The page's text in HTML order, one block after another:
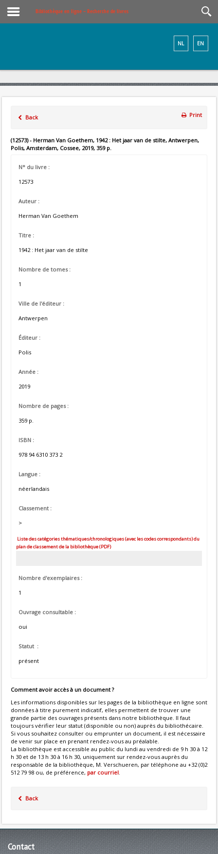
Bibliothèque en ligne – Recherche de livres
EN
NL
Back Print
(12573) - Herman Van Goethem, 1942 : Het jaar van de stilte, Antwerpen,
Polis, Amsterdam, Cossee, 2019, 359 p.
N° du livre :
12573
Auteur :
Herman Van Goethem
Titre :
1942 : Het jaar van de stilte
Nombre de tomes :
1
Ville de l'éditeur :
Antwerpen
Éditeur :
Polis
Année :
2019
Nombre de pages :
359 p.
ISBN :
978 94 6310 373 2
Langue :
néerlandais
Classement :
>
Liste des catégories thématiques/chronologiques (avec les codes correspondants) du
plan de classement de la bibliothèque (PDF)
Nombre d'exemplaires :
1
Ouvrage consultable :
oui
Statut :
présent
Comment avoir accès à un document ?
Les informations disponibles sur les pages de la bibliothèque en ligne sont
données à titre purement indicatif, elles permettent de trouver une
grande partie des ouvrages présents dans notre bibliothèque. Il faut
toujours vérifier leur statut (disponible ou non) auprès du bibliothécaire.
Si vous souhaitez consulter ou emprunter un document, il est nécessaire
de venir sur place en prenant rendez-vous au préalable.
La bibliothèque est accessible au public du lundi au vendredi de 9 h 30 à 12
h 30 et de 13 h 30 à 16 h 30, uniquement sur rendez-vous auprès du
responsable de la bibliothèque, M. Verschueren, par téléphone au +32 (0)2
512 79 98 ou, de préférence, par courriel.
Back
Contact